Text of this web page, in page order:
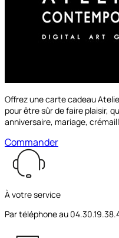
Offrez une carte cadeau
pour être sûr de faire plaisir,
anniversaire, mariage,
Commander
À votre service
Par téléphone au